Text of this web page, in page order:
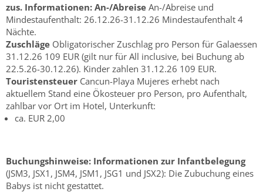
zus. Informationen: An-/Abreise An-/Abreise und
Mindestaufenthalt: 26.12.26-31.12.26 Mindestaufenthalt 4
Nächte.
Zuschläge Obligatorischer Zuschlag pro Person für Galaessen
31.12.26 109 EUR (gilt nur für All inclusive, bei Buchung ab
22.5.26-30.12.26). Kinder zahlen 31.12.26 109 EUR.
Touristensteuer Cancun-Playa Mujeres erhebt nach
aktuellem Stand eine Ökosteuer pro Person, pro Aufenthalt,
zahlbar vor Ort im Hotel, Unterkunft:
ca. EUR 2,00
Buchungshinweise: Informationen zur Infantbelegung
(JSM3, JSX1, JSM4, JSM1, JSG1 und JSX2): Die Zubuchung eines
Babys ist nicht gestattet.